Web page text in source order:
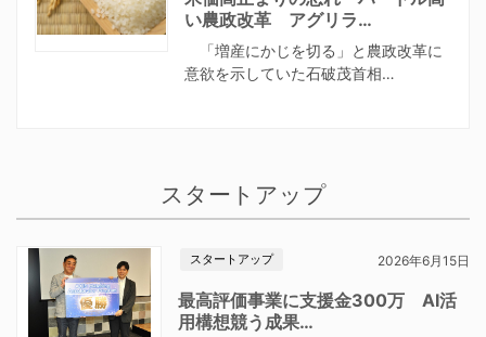
い農政改革 アグリラ…
「増産にかじを切る」と農政改革に
意欲を示していた石破茂首相…
スタートアップ
スタートアップ 2026年6月15日
最高評価事業に支援金300万 AI活
用構想競う成果…